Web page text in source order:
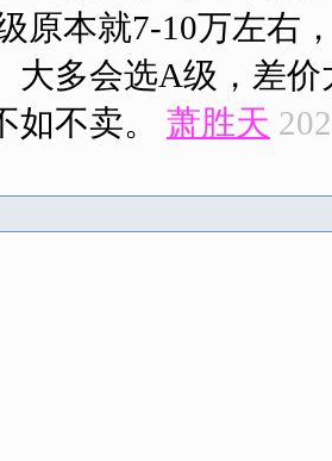
原本就7-10万左右
大多会选A级，差
如不卖。
萧胜天